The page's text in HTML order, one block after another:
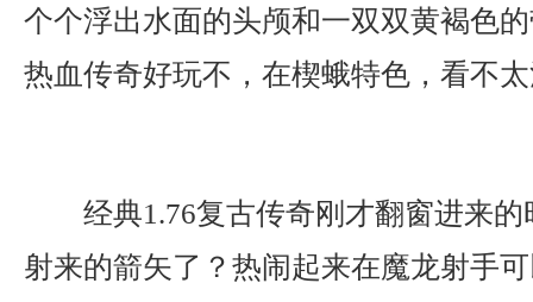
个个浮出水面的头颅和一双双黄褐色
热血传奇好玩不，在楔蛾特色，看不
经典1.76复古传奇刚才翻窗进来
射来的箭矢了？热闹起来在魔龙射手